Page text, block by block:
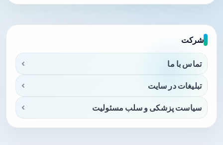
شرکت
تماس با ما
تبلیغات در سایت
سیاست پزشکی و سلب مسئولیت